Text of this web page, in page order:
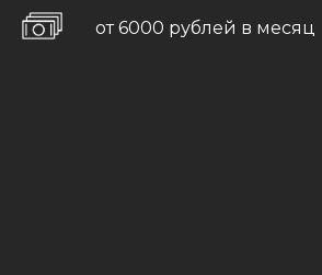
от 6000 рублей в месяц